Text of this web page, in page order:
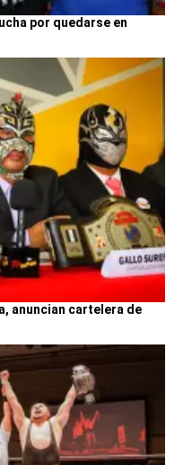
por quedarse en
anuncian cartelera de